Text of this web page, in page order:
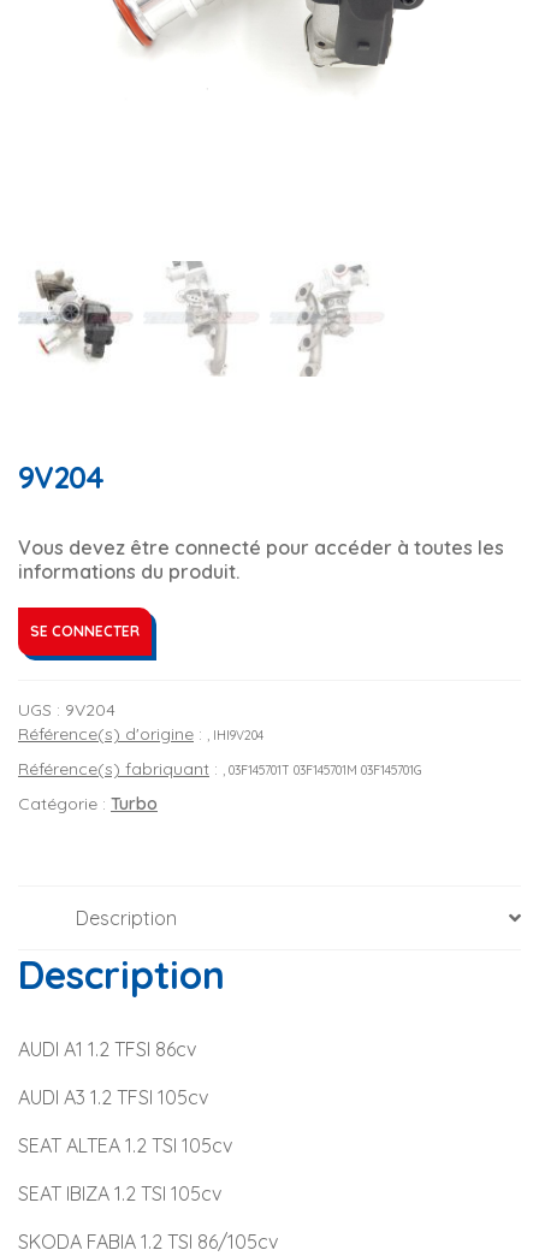
9V204
Vous devez être connecté pour accéder à toutes les
informations du produit.
SE CONNECTER
UGS : 9V204
Référence(s) d'origine : , IHI9V204
Référence(s) fabriquant : , 03F145701T 03F145701M 03F145701G
Catégorie : Turbo
Description
Description
AUDI A1 1.2 TFSI 86cv
AUDI A3 1.2 TFSI 105cv
SEAT ALTEA 1.2 TSI 105cv
SEAT IBIZA 1.2 TSI 105cv
SKODA FABIA 1.2 TSI 86/105cv